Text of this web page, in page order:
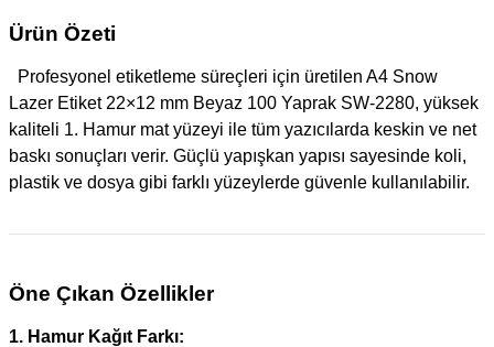
Ürün Özeti
Profesyonel etiketleme süreçleri için üretilen A4 Snow
Lazer Etiket 22×12 mm Beyaz 100 Yaprak SW-2280, yüksek
kaliteli 1. Hamur mat yüzeyi ile tüm yazıcılarda keskin ve net
baskı sonuçları verir. Güçlü yapışkan yapısı sayesinde koli,
plastik ve dosya gibi farklı yüzeylerde güvenle kullanılabilir.
Öne Çıkan Özellikler
1. Hamur Kağıt Farkı: